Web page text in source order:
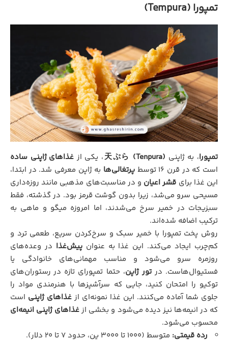
تمپورا (Tempura)
تمپورا، به ژاپنی 天ぷら (Tenpura)، یکی ازغذاهای ژاپنی ساده
است که در قرن ۱۶ توسط
پرتغالی‌ها به ژاپن معرفی شد. در ابتدا،
این غذا برای قشر اعیان و در مناسبت‌های مذهبی مانند روزه‌داری
مسیحی سرو می‌شد، زیرا بدون گوشت قرمز بود. در گذشته، فقط
سبزیجات در خمیر سرخ می‌شدند، اما امروزه میگو و ماهی به
ترکیب اضافه شده‌اند.
روش پخت تمپورا با خمیر سبک و سرخ‌کردن سریع، طعمی ترد و
کم‌چرب ایجاد می‌کند. این غذا به عنوانپیش‌غذا در وعده‌های
روزمره سرو می‌شود و مناسب مهمانی‌های خانوادگی یا
فستیوال‌هاست. درتور ژاپن، حتما تمپورای تازه در رستوران‌های
توکیو را امتحان کنید، جایی که سرآشپزها با هنرمندی مواد را
جلوی شما آماده می‌کنند. این غذا نمونه‌ای از غذاهای ژاپنی است
که در انیمه‌ها نیز دیده می‌شود و بخشی از غذاهای ژاپنی انیمه‌ای
محسوب می‌شود.
رده قیمتی: متوسط (۱۰۰۰ تا ۳۰۰۰ ین، حدود ۷ تا ۲۰ دلار).